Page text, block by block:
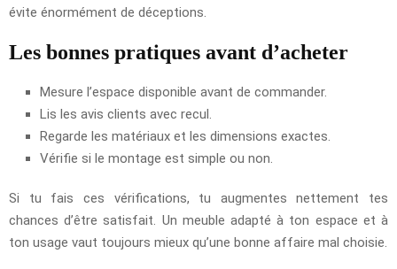
évite énormément de déceptions.
Les bonnes pratiques avant d’acheter
Mesure l’espace disponible avant de commander.
Lis les avis clients avec recul.
Regarde les matériaux et les dimensions exactes.
Vérifie si le montage est simple ou non.
Si tu fais ces vérifications, tu augmentes nettement tes
chances d’être satisfait. Un meuble adapté à ton espace et à
ton usage vaut toujours mieux qu’une bonne affaire mal choisie.